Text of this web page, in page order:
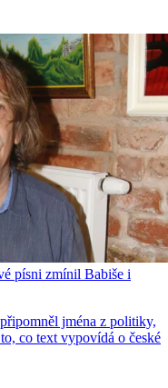
písni zmínil Babiše i
jména z politiky,
co text vypovídá o české